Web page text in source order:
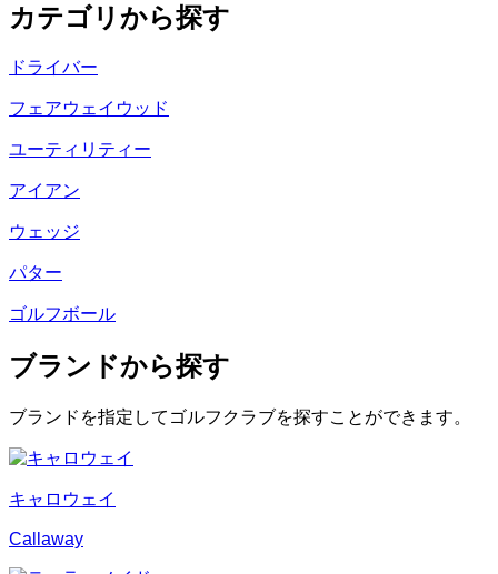
カテゴリから探す
ドライバー
フェアウェイウッド
ユーティリティー
アイアン
ウェッジ
パター
ゴルフボール
ブランドから探す
ブランドを指定してゴルフクラブを探すことができます。
キャロウェイ
Callaway